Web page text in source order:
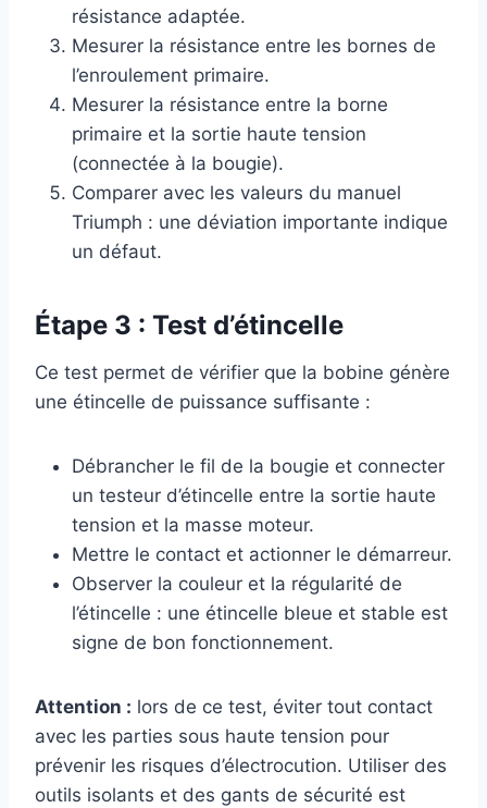
résistance adaptée.
Mesurer la résistance entre les bornes de
l’enroulement primaire.
Mesurer la résistance entre la borne
primaire et la sortie haute tension
(connectée à la bougie).
Comparer avec les valeurs du manuel
Triumph : une déviation importante indique
un défaut.
Étape 3 : Test d’étincelle
Ce test permet de vérifier que la bobine génère
une étincelle de puissance suffisante :
Débrancher le fil de la bougie et connecter
un testeur d’étincelle entre la sortie haute
tension et la masse moteur.
Mettre le contact et actionner le démarreur.
Observer la couleur et la régularité de
l’étincelle : une étincelle bleue et stable est
signe de bon fonctionnement.
Attention : lors de ce test, éviter tout contact
avec les parties sous haute tension pour
prévenir les risques d’électrocution. Utiliser des
outils isolants et des gants de sécurité est